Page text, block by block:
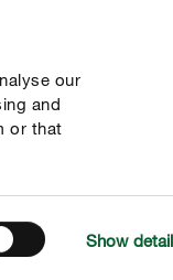
our
and
or that
Show